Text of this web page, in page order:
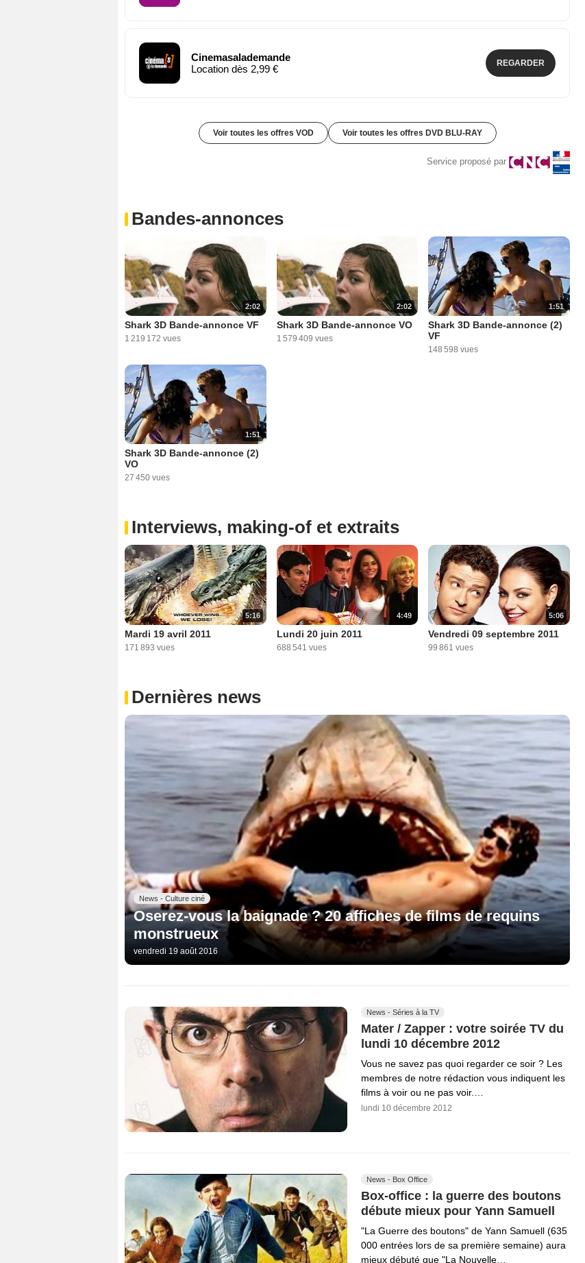
Cinemasalademande
Location dès 2,99 €
REGARDER
Voir toutes les offres VOD Voir toutes les offres DVD BLU-RAY
Service proposé par
Bandes-annonces
2:02
Shark 3D Bande-annonce VF
1 219 172 vues
2:02
Shark 3D Bande-annonce VO
1 579 409 vues
1:51
Shark 3D Bande-annonce (2)
VF
148 598 vues
1:51
Shark 3D Bande-annonce (2)
VO
27 450 vues
Interviews, making-of et extraits
5:16
Mardi 19 avril 2011
171 893 vues
4:49
Lundi 20 juin 2011
688 541 vues
5:06
Vendredi 09 septembre 2011
99 861 vues
Dernières news
News - Culture ciné
Oserez-vous la baignade ? 20 affiches de films de requins
monstrueux
vendredi 19 août 2016
News - Séries à la TV
Mater / Zapper : votre soirée TV du
lundi 10 décembre 2012
Vous ne savez pas quoi regarder ce soir ? Les
membres de notre rédaction vous indiquent les
films à voir ou ne pas voir.…
lundi 10 décembre 2012
News - Box Office
Box-office : la guerre des boutons
débute mieux pour Yann Samuell
"La Guerre des boutons" de Yann Samuell (635
000 entrées lors de sa première semaine) aura
mieux débuté que "La Nouvelle…